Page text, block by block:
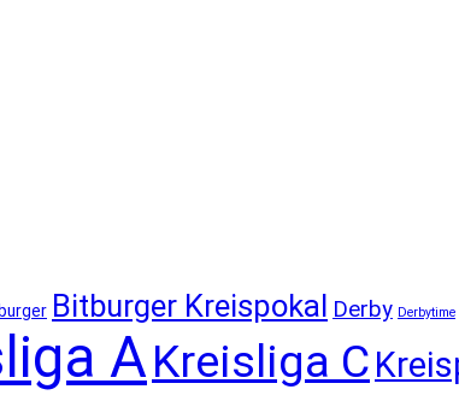
Bitburger Kreispokal Derby Derbytime
AKreisliga C